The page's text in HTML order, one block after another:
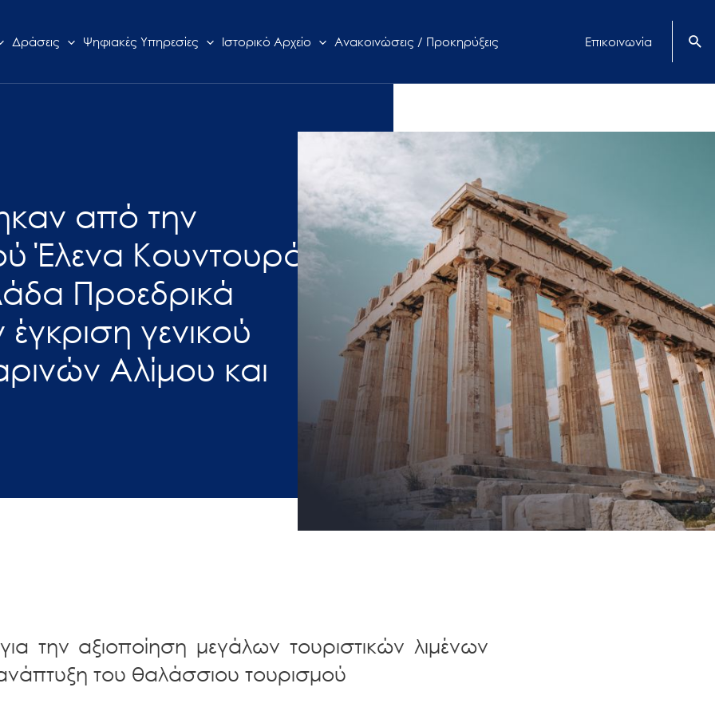
Δράσεις Ψηφιακές Υπηρεσίες Ιστορικό Αρχείο Ανακοινώσεις / Προκηρύξεις Επικοινωνία
από την
Έλενα Κουντουρά
Προεδρικά
γενικού
Αλίμου και
την αξιοποίηση μεγάλων τουριστικών λιμένων
του θαλάσσιου τουρισμού